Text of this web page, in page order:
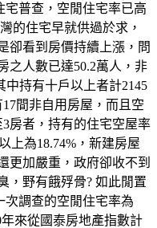
宅普查，空閒住宅率已高
的住宅早就供過於求，
卻看到房價持續上漲，問
之人數已達50.2萬人，非
中持有十戶以上者計2145
間非自用房屋，而且空
房者，持有的住宅空屋率
上為18.74%，新建房屋
更加嚴重，政府卻收不到
，野有餓殍骨? 如此閒置
次調查的空閒住宅率為
年來從國泰房地產指數計